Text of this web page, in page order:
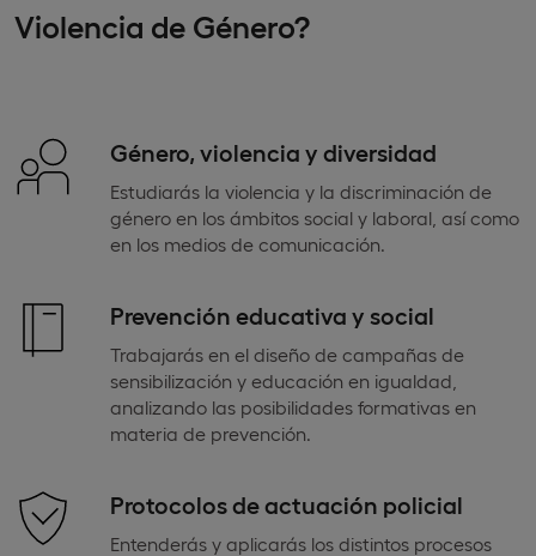
Violencia de Género?
Género, violencia y diversidad
Estudiarás la violencia y la discriminación de
género en los ámbitos social y laboral, así como
en los medios de comunicación.
Prevención educativa y social
Trabajarás en el diseño de campañas de
sensibilización y educación en igualdad,
analizando las posibilidades formativas en
materia de prevención.
Protocolos de actuación policial
Entenderás y aplicarás los distintos procesos